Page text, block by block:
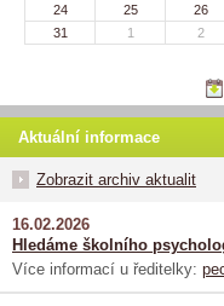
24
25 26
31
1 2
Aktuální informace
Zobrazit archiv aktualit
16.02.2026
Hledáme školního
Více informací u ředitelky: